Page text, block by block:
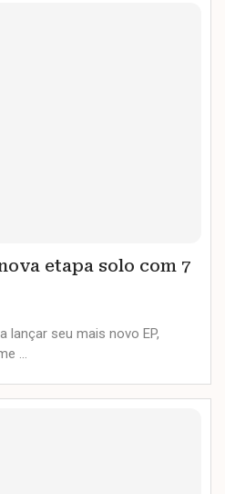
etapa solo com 7
lançar seu mais novo EP,
…